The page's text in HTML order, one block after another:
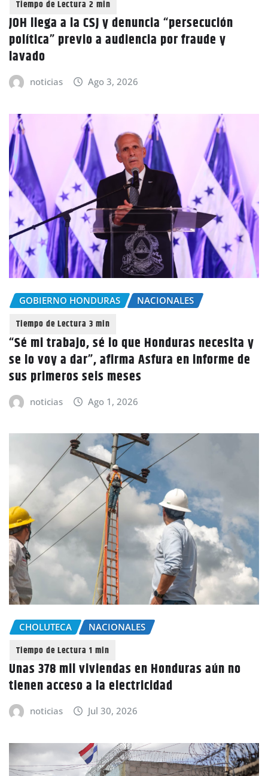
JOH llega a la CSJ y denuncia “persecución
política” previo a audiencia por fraude y
lavado
noticias Ago 3, 2026
GOBIERNO HONDURAS NACIONALES
“Sé mi trabajo, sé lo que Honduras necesita y
se lo voy a dar”, afirma Asfura en informe de
sus primeros seis meses
noticias Ago 1, 2026
CHOLUTECA NACIONALES
Unas 378 mil viviendas en Honduras aún no
tienen acceso a la electricidad
noticias Jul 30, 2026